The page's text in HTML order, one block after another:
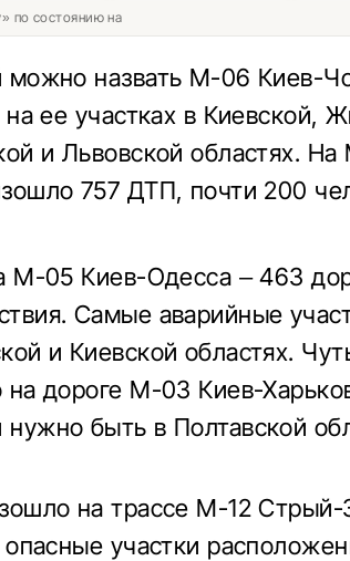
по состоянию на
можно назвать М-06 Киев-
на ее участках в Киевской,
и Львовской областях.
757 ДТП, почти 200
М-05 Киев-Одесса – 463
Самые аварийные
и Киевской областях.
дороге М-03 Киев-
быть в Полтавской
на трассе М-12 Стрый-
участки